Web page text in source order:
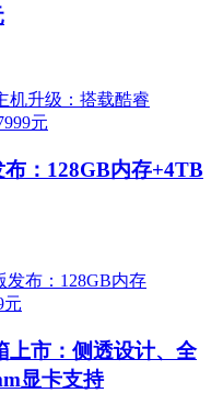
：128GB内存+4TB
市：侧透设计、全
显卡支持